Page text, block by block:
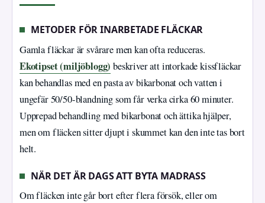
METODER FÖR INARBETADE FLÄCKAR
Gamla fläckar är svårare men kan ofta reduceras.
Ekotipset (miljöblogg) beskriver att intorkade kissfläckar
kan behandlas med en pasta av bikarbonat och vatten i
ungefär 50/50-blandning som får verka cirka 60 minuter.
Upprepad behandling med bikarbonat och ättika hjälper,
men om fläcken sitter djupt i skummet kan den inte tas bort
helt.
NÄR DET ÄR DAGS ATT BYTA MADRASS
Om fläcken inte går bort efter flera försök, eller om